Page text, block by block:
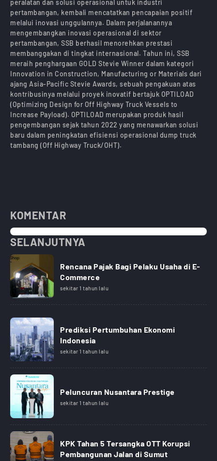
peralatan dan solusi operasional untuk industri
pertambangan, kembali mencatatkan pencapaian positif
melalui inovasi unggulannya. Dalam perjalanannya
mengembangkan inovasi operasional di sektor
pertambangan, SSB berhasil menorehkan prestasi
membanggakan di tingkat internasional. Tahun ini, SSB
meraih penghargaan GOLD Stevie Winner dalam kategori
Innovation in Construction, Manufacturing or Materials dari
ajang Asia-Pacific Stevie Awards, sebuah pengakuan atas
kontribusinya melalui proyek inovatif bertajuk OPTILOAD
(Optimizing Design for Off Highway Truck Vessels to
Increase Payload). OPTILOAD merupakan produk hasil
pengembangan sejak tahun 2022 yang menawarkan solusi
baru dalam peningkatan efisiensi operasional dump truck
tambang (Off Highway Truck/OHT).
KOMENTAR
SELANJUTNYA
Rencana Pajak Bagi Pelaku Usaha di E-
Commerce
sekitar 1 tahun lalu
Prediksi Pertumbuhan Ekonomi
Indonesia
sekitar 1 tahun lalu
Peluncuran Nusantara Prestige
sekitar 1 tahun lalu
KPK Tahan 5 Tersangka OTT Korupsi
Pembangunan Jalan di Sumut